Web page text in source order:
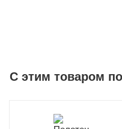
C этим товаром